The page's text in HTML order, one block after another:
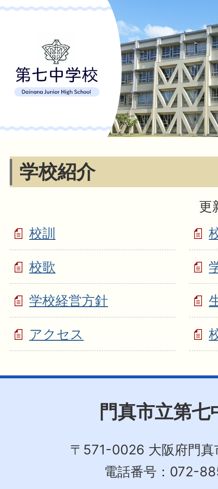
学校紹介
更
校訓
校歌
学校経営方針
アクセス
門真市立第七
〒571-0026 大阪府門
電話番号：072-